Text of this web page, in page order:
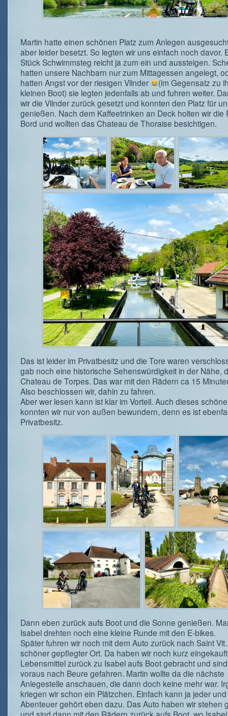
Martin hatte einen schönen Platz zum Anlegen
aber leider besetzt. So legten wir uns einfach noch davor.
Stück Schwimmsteg reicht ja zum ein und aussteigen.
hatten unsere Nachbarn nur zum Mittagessen angelegt,
hatten Angst vor der riesigen Vlinder
(im Gegensatz zu
kleinen Boot) sie legten jedenfalls ab und fuhren weiter.
wir die Vlinder zurück gesetzt und konnten den Platz für
genießen. Nach dem Kaffeetrinken an Deck holten wir die
Bord und wollten das Chateau de Thoraise besichtigen.
Das ist leider im Privatbesitz und die Tore waren
gab noch eine historische Sehenswürdigkeit in der Nähe,
Chateau de Torpes. Das war mit den Rädern ca 15
Also beschlossen wir, dahin zu fahren.
Aber wer lesen kann ist klar im Vorteil. Auch dieses
konnten wir nur von außen bewundern, denn es ist
Privatbesitz.
Dann eben zurück aufs Boot und die Sonne genießen.
Isabel drehten noch eine kleine Runde mit den E-bikes.
Später fuhren wir noch mit dem Auto zurück nach Saint
schöner gepflegter Ort. Da haben wir noch kurz
Lebensmittel zurück zu Isabel aufs Boot gebracht und
voraus nach Beure gefahren. Martin wollte da die nächste
Anlegestelle anschauen, die dann doch keine mehr war.
kriegen wir schon ein Plätzchen. Einfach kann ja jeder
Abenteuer gehört eben dazu. Das Auto haben wir stehen